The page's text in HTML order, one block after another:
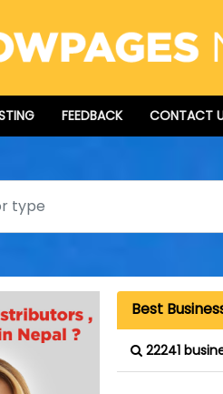
FEEDBACK CONTACT
Best
22241